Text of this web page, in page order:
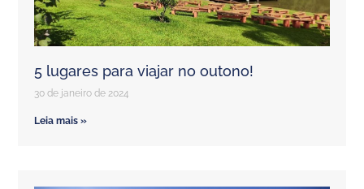
5 lugares para viajar no outono!
30 de janeiro de 2024
Leia mais »